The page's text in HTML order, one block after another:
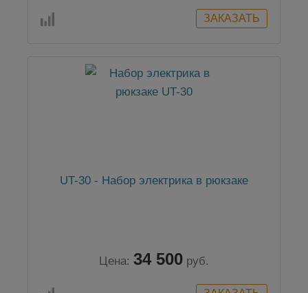
UT-30 - Набор электрика в рюкзаке
Цена: 34 500 руб.